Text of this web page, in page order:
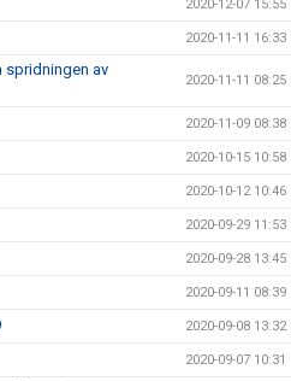
2020-12-07 15:55
2020-11-11 16:33
spridningen av
2020-11-11 08:25
2020-11-09 08:38
2020-10-15 10:58
2020-10-12 10:46
2020-09-29 11:53
2020-09-28 13:45
2020-09-11 08:39
2020-09-08 13:32
2020-09-07 10:31